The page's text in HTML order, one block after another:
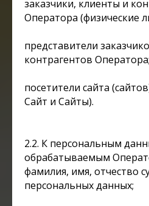
заказчики, клиенты и
Оператора (физические
представители
контрагентов Оператора;
посетители сайта
Сайт и Сайты).
2.2. К персональным
обрабатываемым
фамилия, имя, отчество
персональных данных;